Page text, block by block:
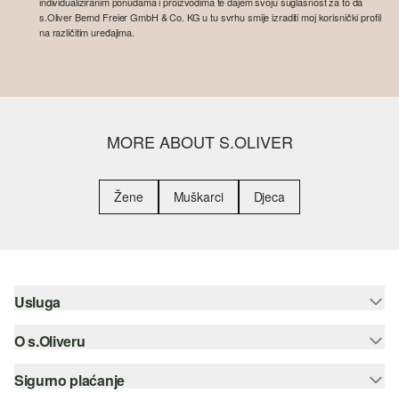
s.Oliver Bernd Freier GmbH & Co. KG u tu svrhu smije izraditi moj korisnički profil
na različitim uređajima.
MORE ABOUT S.OLIVER
Žene Muškarci Djeca
Usluga
Pomoć i česta pitanja
Savjetovanje o veličinama
O s.Oliveru
Newsletter
Sigurno plaćanje